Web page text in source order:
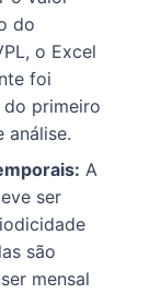
do
o Excel
foi
do primeiro
análise.
A
ser
são
mensal